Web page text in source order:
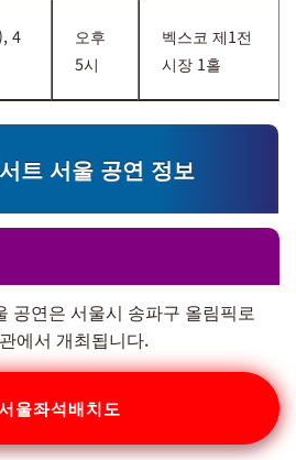
4
오후
5시
벡스코 제1전
시장 1홀
트 서울 공연 정보
공연은 서울시 송파구 올림픽로
에서 개최됩니다.
울좌석배치도